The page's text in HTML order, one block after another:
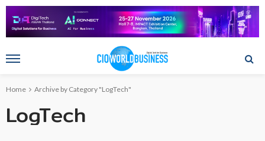
Home Archive by Category "LogTech"
LogTech